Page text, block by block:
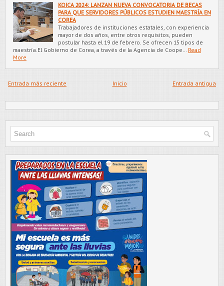
KOICA 2024: LANZAN NUEVA CONVOCATORIA DE BECAS
PARA QUE SERVIDORES PÚBLICOS ESTUDIEN MAESTRÍA EN
COREA
Trabajadores de instituciones estatales, con experiencia
mayor de dos años, entre otros requisitos, pueden
postular hasta el 19 de febrero. Se ofrecen 15 tipos de
maestría.El Gobierno de Corea, a través de la Agencia de Coope…
Read
More
Entrada más reciente Entrada antigua
Inicio